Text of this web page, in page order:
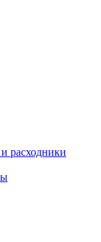
расходники